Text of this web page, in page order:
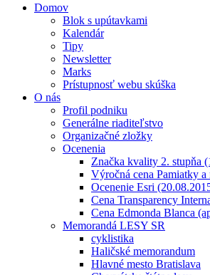
Domov
Blok s upútavkami
Kalendár
Tipy
Newsletter
Marks
Prístupnosť webu skúška
O nás
Profil podniku
Generálne riaditeľstvo
Organizačné zložky
Ocenenia
Značka kvality 2. stupňa
Výročná cena Pamiatky
Ocenenie Esri
Cena Transparency
Cena Edmonda Blanca
Memorandá LESY SR
cyklistika
Haličské memorandum
Hlavné mesto Bratislava